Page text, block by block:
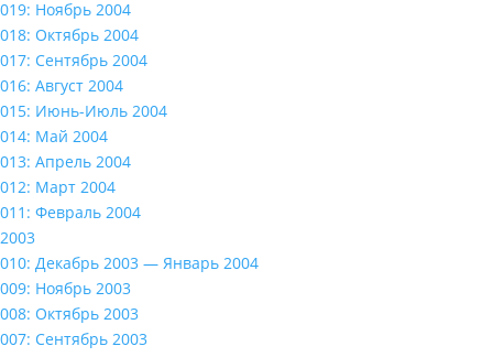
019: Ноябрь 2004
018: Октябрь 2004
017: Сентябрь 2004
016: Август 2004
015: Июнь-Июль 2004
014: Май 2004
013: Апрель 2004
012: Март 2004
011: Февраль 2004
2003
010: Декабрь 2003 — Январь 2004
009: Ноябрь 2003
008: Октябрь 2003
007: Сентябрь 2003